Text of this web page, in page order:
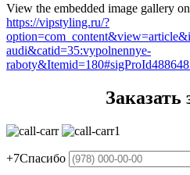
View the embedded image gallery
https://vipstyling.ru/?
audi&catid=35:vypolnennye-
Заказать
+7Спасибо